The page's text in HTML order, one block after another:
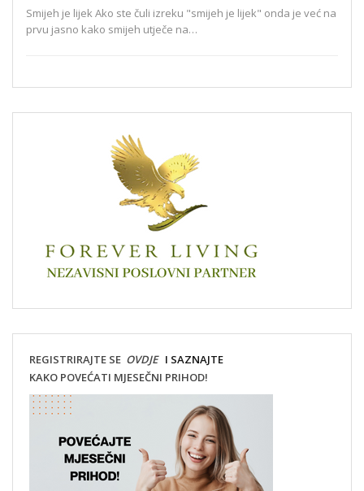
Smijeh je lijek Ako ste čuli izreku "smijeh je lijek" onda je već na
prvu jasno kako smijeh utječe na…
REGISTRIRAJTE SE OVDJEI SAZNAJTE
KAKO POVEĆATI MJESEČNI PRIHOD!